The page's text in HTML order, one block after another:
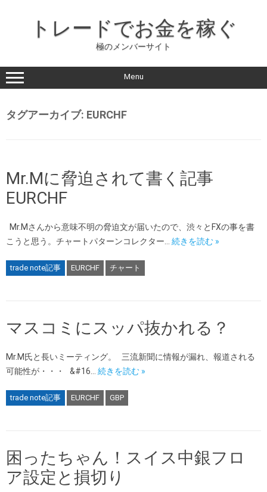
キ
ッ
プ
トレードでお金を稼ぐ
極のメンバーサイト
Menu
タグアーカイブ: EURCHF
Mr.Mに脅迫されて書く記事
EURCHF
Mr.Mさんから意味不明の脅迫文が届いたので、渋々とFXの事を書
こうと思う。チャートパターンコレクター… 続きを読む »
trade note記事 EURCHF チャート
マスコミにスッパ抜かれる？
Mr.M氏と長いミーティング。 三流新聞に情報が漏れ、報道される
可能性が・・・ &#16… 続きを読む »
trade note記事 EURCHF GBP
困ったちゃん！スイス中銀フロ
ア設定と損切り